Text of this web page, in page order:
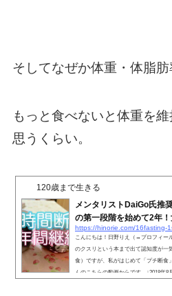
そしてなぜか体重・体脂肪
もっと食べないと体重を
思うくらい。
120歳まで生きる
メンタリストDaiGo氏推
の第一段階を始めて2年
https://hinorie.com/16fasting-
こんにちは！日野りえ（→プロフィー
のクスリという本まで出て認知度が一
食）ですが、私がはじめて「プチ断食
んのこちらの動画からです。↓2018年